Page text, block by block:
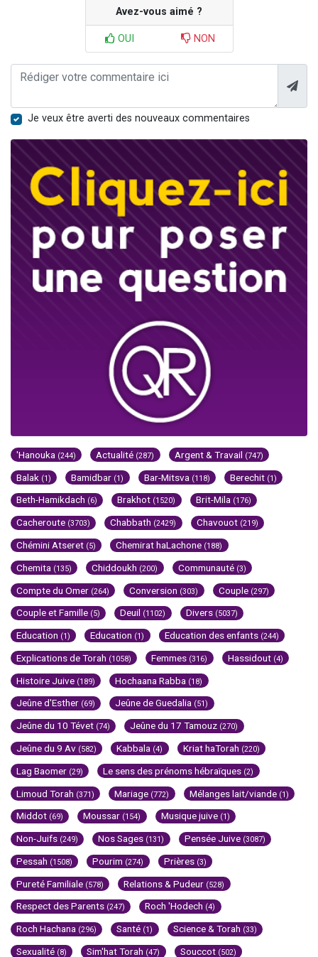
Avez-vous aimé ?
OUI NON
Je veux être averti des nouveaux commentaires
'Hanouka (244) Actualité (287) Argent & Travail (747)
Balak (1) Bamidbar (1) Bar-Mitsva (118) Berechit (1)
Beth-Hamikdach (6) Brakhot (1520) Brit-Mila (176)
Cacheroute (3703) Chabbath (2429) Chavouot (219)
Chémini Atseret (5) Chemirat haLachone (188)
Chemita (135) Chiddoukh (200) Communauté (3)
Compte du Omer (264) Conversion (303) Couple (297)
Couple et Famille (5) Deuil (1102) Divers (5037)
Education (1) Education (1) Education des enfants (244)
Explications de Torah (1058) Femmes (316) Hassidout (4)
Histoire Juive (189) Hochaana Rabba (18)
Jeûne d'Esther (69) Jeûne de Guedalia (51)
Jeûne du 10 Tévet (74) Jeûne du 17 Tamouz (270)
Jeûne du 9 Av (582) Kabbala (4) Kriat haTorah (220)
Lag Baomer (29) Le sens des prénoms hébraïques (2)
Limoud Torah (371) Mariage (772) Mélanges lait/viande (1)
Middot (69) Moussar (154) Musique juive (1)
Non-Juifs (249) Nos Sages (131) Pensée Juive (3087)
Pessah (1508) Pourim (274) Prières (3)
Pureté Familiale (578) Relations & Pudeur (528)
Respect des Parents (247) Roch 'Hodech (4)
Roch Hachana (296) Santé (1) Science & Torah (33)
Sexualité (8) Sim'hat Torah (47) Souccot (502)